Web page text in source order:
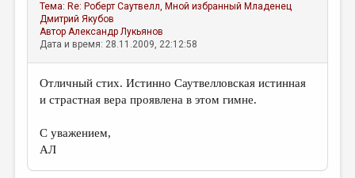
Тема: Re: Роберт Саутвелл, Мной избранный Младенец
Дмитрий Якубов
АвторАлександр Лукьянов
Дата и время: 28.11.2009, 22:12:58
Отличный стих. Истинно Саутвелловская истинная
и страстная вера проявлена в этом гимне.
С уважением,
АЛ